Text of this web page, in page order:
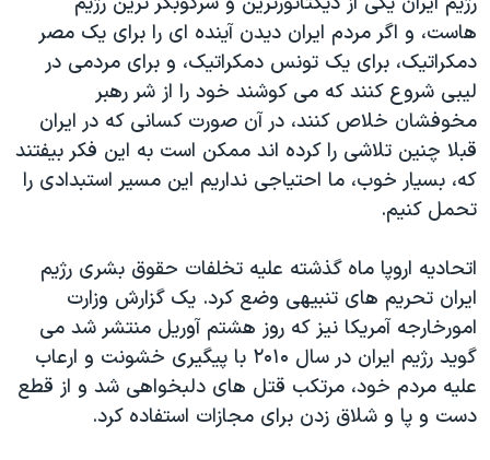
نرگس محمدی برنده جایزه نوبل صلح
همایش محافظه‌کاران آمریکا «سی‌پک»
صفحه‌های ویژه
سفر پرزیدنت ترامپ به چین
هاست، و اگر مردم ايران ديدن آينده ای را برای يک مصر
دمکراتيک، برای يک تونس دمکراتيک، و برای مردمی در
ليبی شروع کنند که می کوشند خود را از شر رهبر
مخوفشان خلاص کنند، در آن صورت کسانی که در ايران
قبلا چنين تلاشی را کرده اند ممکن است به اين فکر بيفتند
که، بسيار خوب، ما احتياجی نداريم اين مسير استبدادی را
تحمل کنيم.
اتحاديه اروپا ماه گذشته عليه تخلفات حقوق بشری رژيم
ايران تحريم های تنبيهی وضع کرد. يک گزارش وزارت
امورخارجه آمريکا نيز که روز هشتم آوريل منتشر شد می
گويد رژيم ايران در سال ۲۰۱۰ با پيگيری خشونت و ارعاب
عليه مردم خود، مرتکب قتل های دلبخواهی شد و از قطع
دست و پا و شلاق زدن برای مجازات استفاده کرد.